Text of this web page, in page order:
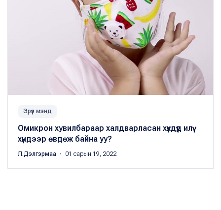
Эрүүл мэнд
Омикрон хувилбараар халдварласан хүүхдүүд илүү
хүндээр өвдөж байна уу?
Л.Дэлгэрмаа ・ 01 сарын 19, 2022